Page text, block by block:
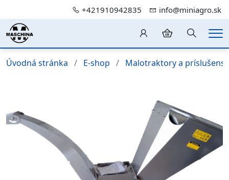
+421910942835 info@miniagro.sk
Hledání
Úvodná stránka E-shop Malotraktory a